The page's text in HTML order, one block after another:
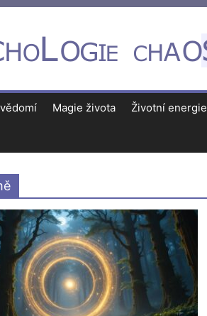
Magie života Životní energie